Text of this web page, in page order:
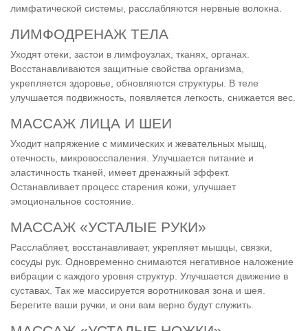
лимфатической системы, расслабляются нервные волокна.
ЛИМФОДРЕНАЖ ТЕЛА
Уходят отеки, застои в лимфоузлах, тканях, органах.
Восстанавливаются защитные свойства организма,
укрепляется здоровье, обновляются структуры. В теле
улучшается подвижность, появляется легкость, снижается вес.
МАССАЖ ЛИЦА И ШЕИ
Уходит напряжение с мимических и жевательных мышц,
отечность, микровосспаления. Улучшается питание и
эластичность тканей, имеет дренажный эффект.
Останавливает процесс старения кожи, улучшает
эмоциональное состояние.
МАССАЖ «УСТАЛЫЕ РУКИ»
Расслабляет, восстанавливает, укрепляет мышцы, связки,
сосуды рук. Одновременно снимаются негативное наложение
вибрации с каждого уровня структур. Улучшается движение в
суставах. Так же массируется воротниковая зона и шея.
Берегите ваши ручки, и они вам верно будут служить.